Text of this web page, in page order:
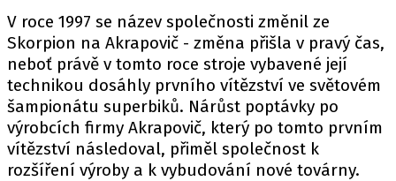
Provozovatelem serveru autoroad.cz je
INCORP MEDIA GROUP s.r.o., IČ: 118 23 054
V roce 1997 se název společnosti změnil ze
Skorpion na Akrapovič - změna přišla v pravý čas,
neboť právě v tomto roce stroje vybavené její
technikou dosáhly prvního vítězství ve světovém
šampionátu superbiků. Nárůst poptávky po
výrobcích firmy Akrapovič, který po tomto prvním
vítězství následoval, přiměl společnost k
rozšíření výroby a k vybudování nové továrny.